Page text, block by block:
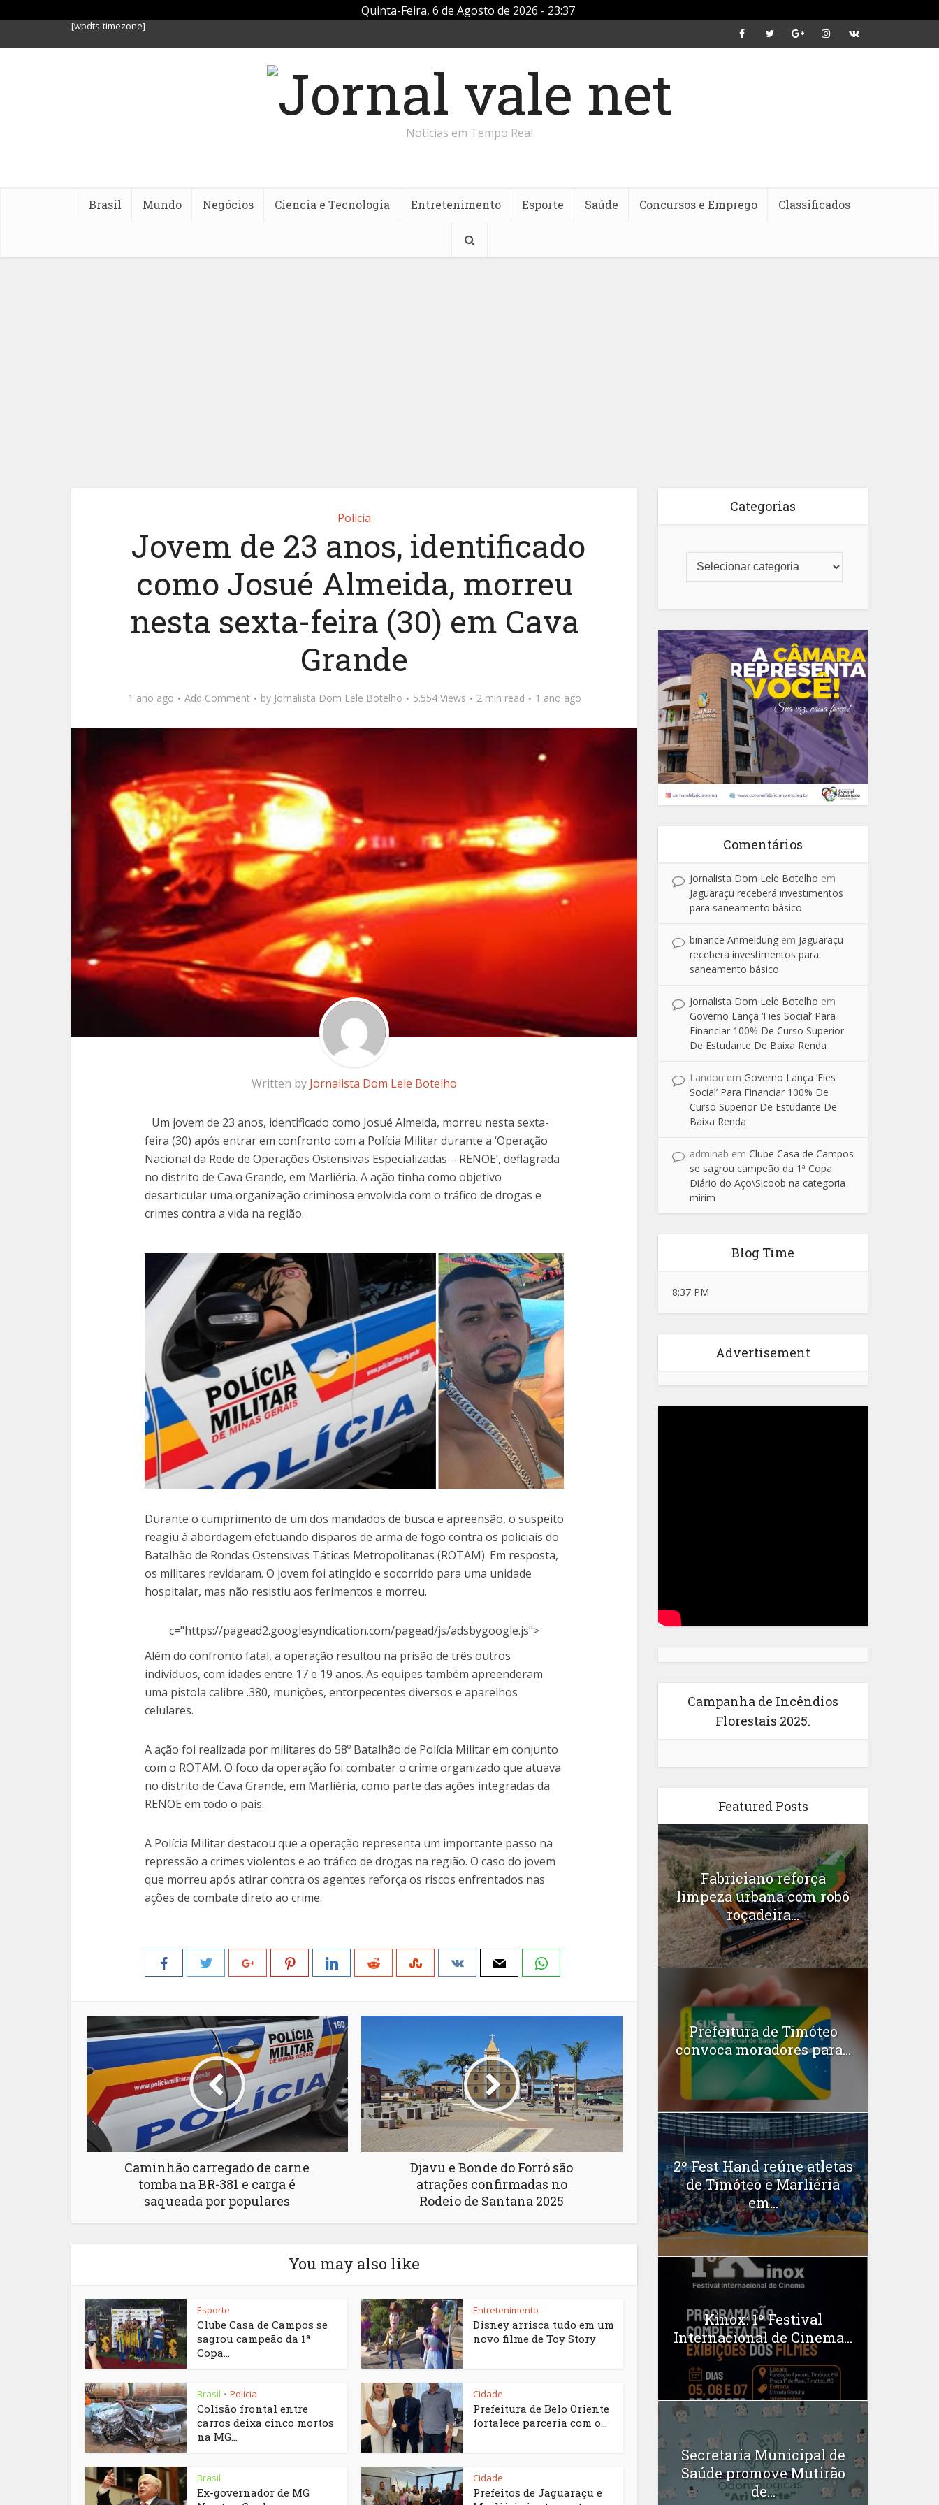
Quinta-Feira, 6 de Agosto de 2026 - 23:37
[wpdts-timezone]
Notícias em Tempo Real
Brasil Mundo Negócios Ciencia e Tecnologia Entretenimento Esporte Saúde Concursos e Emprego Classificados
Policia
Jovem de 23 anos, identificado
como Josué Almeida, morreu
nesta sexta-feira (30) em Cava
Grande
1 ano ago Add Comment by Jornalista Dom Lele Botelho 5.554 Views 2 min read 1 ano ago
Written by Jornalista Dom Lele Botelho
Um jovem de 23 anos, identificado como Josué Almeida, morreu nesta sexta-
feira (30) após entrar em confronto com a Polícia Militar durante a ‘Operação
Nacional da Rede de Operações Ostensivas Especializadas – RENOE’, deflagrada
no distrito de Cava Grande, em Marliéria. A ação tinha como objetivo
desarticular uma organização criminosa envolvida com o tráfico de drogas e
crimes contra a vida na região.
Durante o cumprimento de um dos mandados de busca e apreensão, o suspeito
reagiu à abordagem efetuando disparos de arma de fogo contra os policiais do
Batalhão de Rondas Ostensivas Táticas Metropolitanas (ROTAM). Em resposta,
os militares revidaram. O jovem foi atingido e socorrido para uma unidade
hospitalar, mas não resistiu aos ferimentos e morreu.
c="https://pagead2.googlesyndication.com/pagead/js/adsbygoogle.js">
Além do confronto fatal, a operação resultou na prisão de três outros
indivíduos, com idades entre 17 e 19 anos. As equipes também apreenderam
uma pistola calibre .380, munições, entorpecentes diversos e aparelhos
celulares.
A ação foi realizada por militares do 58º Batalhão de Polícia Militar em conjunto
com o ROTAM. O foco da operação foi combater o crime organizado que atuava
no distrito de Cava Grande, em Marliéria, como parte das ações integradas da
RENOE em todo o país.
A Polícia Militar destacou que a operação representa um importante passo na
repressão a crimes violentos e ao tráfico de drogas na região. O caso do jovem
que morreu após atirar contra os agentes reforça os riscos enfrentados nas
ações de combate direto ao crime.
Caminhão carregado de carne
tomba na BR-381 e carga é
saqueada por populares
Djavu e Bonde do Forró são
atrações confirmadas no
Rodeio de Santana 2025
You may also like
Esporte
Clube Casa de Campos se
sagrou campeão da 1ª
Copa...
Entretenimento
Disney arrisca tudo em um
novo filme de Toy Story
Brasil • Policia
Colisão frontal entre
carros deixa cinco mortos
na MG...
Cidade
Prefeitura de Belo Oriente
fortalece parceria com o...
Brasil
Ex-governador de MG
Cidade
Prefeitos de Jaguaraçu e
Categorias
Comentários
Jornalista Dom Lele Botelho em
Jaguaraçu receberá investimentos
para saneamento básico
binance Anmeldung em Jaguaraçu
receberá investimentos para
saneamento básico
Jornalista Dom Lele Botelho em
Governo Lança ‘Fies Social’ Para
Financiar 100% De Curso Superior
De Estudante De Baixa Renda
Landon em Governo Lança ‘Fies
Social’ Para Financiar 100% De
Curso Superior De Estudante De
Baixa Renda
adminab em Clube Casa de Campos
se sagrou campeão da 1ª Copa
Diário do Aço\Sicoob na categoria
mirim
Blog Time
8:37 PM
Advertisement
Campanha de Incêndios
Florestais 2025.
Featured Posts
Fabriciano reforça
limpeza urbana com robô
roçadeira...
Prefeitura de Timóteo
convoca moradores para...
2º Fest Hand reúne atletas
de Timóteo e Marliéria
em...
Kinox: 1º Festival
Internacional de Cinema...
Secretaria Municipal de
Saúde promove Mutirão
de...